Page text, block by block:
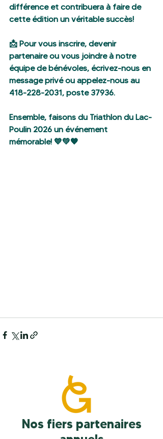
différence et contribuera à faire de
cette édition un véritable succès!
📩 Pour vous inscrire, devenir
partenaire ou vous joindre à notre
équipe de bénévoles, écrivez-nous en
message privé ou appelez-nous au
418-228-2031, poste 37936.
Ensemble, faisons du Triathlon du Lac-
Poulin 2026 un événement
mémorable! 💙💚🧡
Nos fiers partenaires